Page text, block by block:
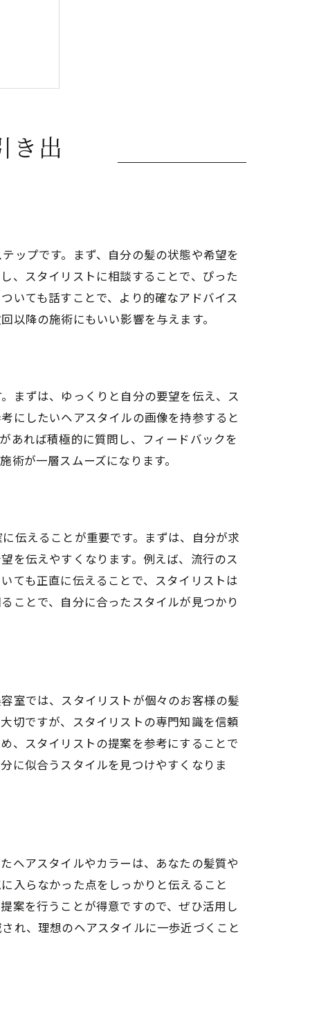
き出
ップです。まず、自分の髪の状態や希望を
、スタイリストに相談することで、ぴった
いても話すことで、より的確なアドバイス
降の施術にもいい影響を与えます。
まずは、ゆっくりと自分の要望を伝え、ス
にしたいヘアスタイルの画像を持参すると
あれば積極的に質問し、フィードバックを
が一層スムーズになります。
伝えることが重要です。まずは、自分が求
を伝えやすくなります。例えば、流行のス
ても正直に伝えることで、スタイリストは
ことで、自分に合ったスタイルが見つかり
室では、スタイリストが個々のお客様の髪
切ですが、スタイリストの専門知識を信頼
、スタイリストの提案を参考にすることで
に似合うスタイルを見つけやすくなりま
ヘアスタイルやカラーは、あなたの髪質や
入らなかった点をしっかりと伝えること
案を行うことが得意ですので、ぜひ活用し
れ、理想のヘアスタイルに一歩近づくこと